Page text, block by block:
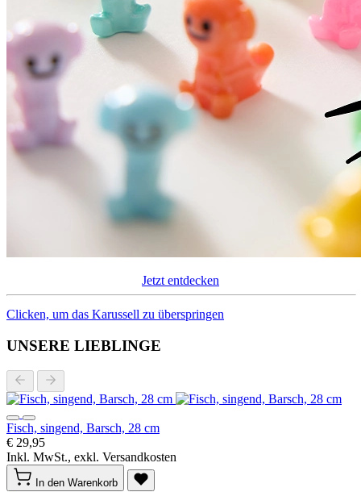
Jetzt entdecken
Clicken, um das Karussell zu überspringen
UNSERE LIEBLINGE
Fisch, singend, Barsch, 28 cm
€ 29,95
Inkl. MwSt., exkl. Versandkosten
In den Warenkorb